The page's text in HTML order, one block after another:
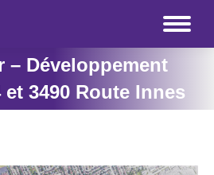
– Développement
et 3490 Route Innes